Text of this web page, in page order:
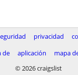
privacidad
de
aplicación
mapa
© 2026 craigslist